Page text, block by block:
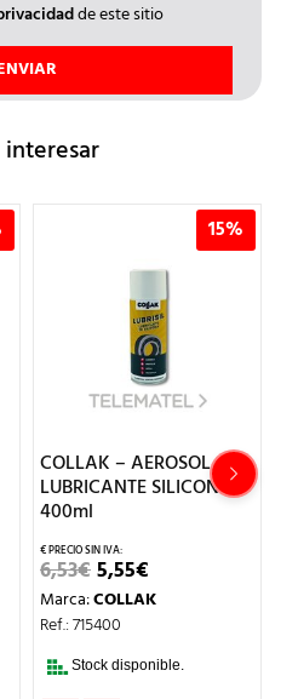
de este sitio
15%
COLLAK – AEROSOL
LUBRICANTE SILICONA
400ml
6,53€EL
PRECIO
ORIGINAL
ERA:
5,55€PRECIO
ACTUAL
Marca:COLLAK
Ref.: 715400
Stock disponible.